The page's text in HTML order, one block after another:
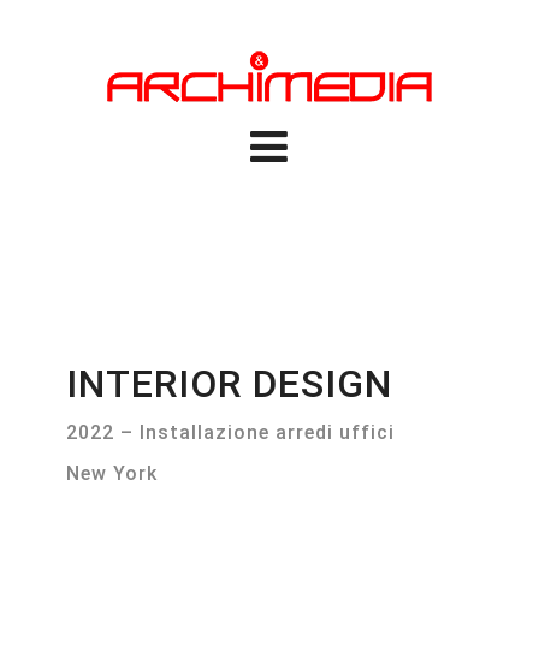
INTERIOR DESIGN
2022 – Installazione arredi uffici
New York